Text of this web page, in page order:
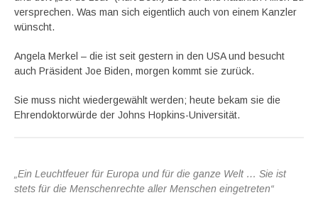
versprechen. Was man sich eigentlich auch von einem Kanzler
wünscht.
Angela Merkel – die ist seit gestern in den USA und besucht
auch Präsident Joe Biden, morgen kommt sie zurück.
Sie muss nicht wiedergewählt werden; heute bekam sie die
Ehrendoktorwürde der Johns Hopkins-Universität.
„Ein Leuchtfeuer für Europa und für die ganze Welt … Sie ist
stets für die Menschenrechte aller Menschen eingetreten“